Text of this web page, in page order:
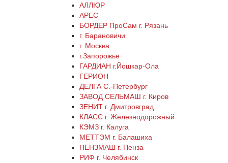
АЛЛЮР
АРЕС
БОРДЕР ПроСам г. Рязань
г. Барановичи
г. Москва
г.Запорожье
ГАРДИАН г.Йошкар-Ола
ГЕРИОН
ДЕЛГА С.-Петербург
ЗАВОД СЕЛЬМАШ г. Киров
ЗЕНИТ г. Дмитровград
КЛАСС г. Железнодорожный
КЭМЗ г. Калуга
МЕТТЭМ г. Балашиха
ПЕНЗМАШ г. Пенза
РИФ г. Челябинск